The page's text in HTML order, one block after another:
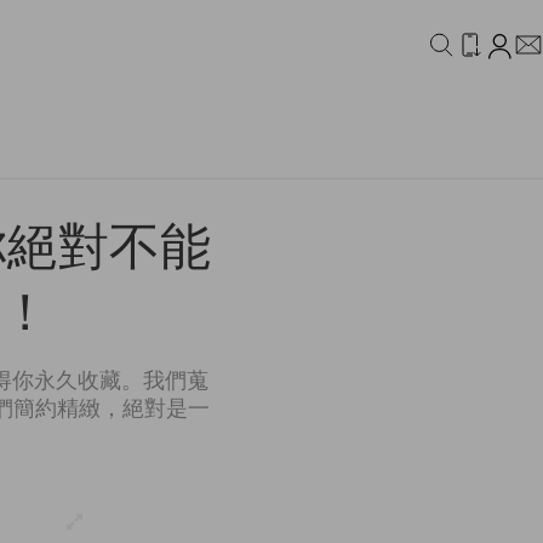
對不能
你永久收藏。我們蒐
簡約精緻，絕對是一